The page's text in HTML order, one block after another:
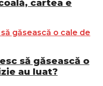
cartea e
să găsească o
au luat?